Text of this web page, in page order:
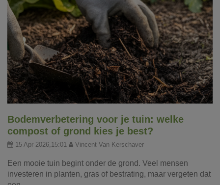
Bodemverbetering voor je tuin: welke
compost of grond kies je best?
15 Apr 2026,15:01 Vincent Van Kerschaver
Een mooie tuin begint onder de grond. Veel mensen
investeren in planten, gras of bestrating, maar vergeten dat